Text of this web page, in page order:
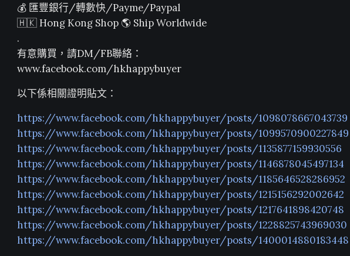
💰 匯豐銀行/轉數快/Payme/Paypal
🇭🇰 Hong Kong Shop 🌎 Ship Worldwide
.
有意購買，請DM/FB聯絡：
www.facebook.com/hkhappybuyer
以下係相關證明貼文：
https://www.facebook.com/hkhappybuyer/posts/1098078667043739
https://www.facebook.com/hkhappybuyer/posts/1099570900227849
https://www.facebook.com/hkhappybuyer/posts/1135877159930556
https://www.facebook.com/hkhappybuyer/posts/1146878045497134
https://www.facebook.com/hkhappybuyer/posts/1185646528286952
https://www.facebook.com/hkhappybuyer/posts/1215156292002642
https://www.facebook.com/hkhappybuyer/posts/1217641898420748
https://www.facebook.com/hkhappybuyer/posts/1228825743969030
https://www.facebook.com/hkhappybuyer/posts/1400014880183448